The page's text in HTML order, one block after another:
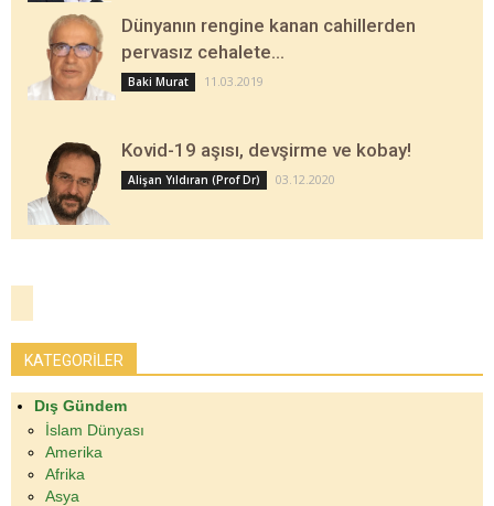
Dünyanın rengine kanan cahillerden
pervasız cehalete…
Baki Murat 11.03.2019
Kovid-19 aşısı, devşirme ve kobay!
Alişan Yıldıran (Prof Dr) 03.12.2020
KATEGORİLER
Dış Gündem
İslam Dünyası
Amerika
Afrika
Asya